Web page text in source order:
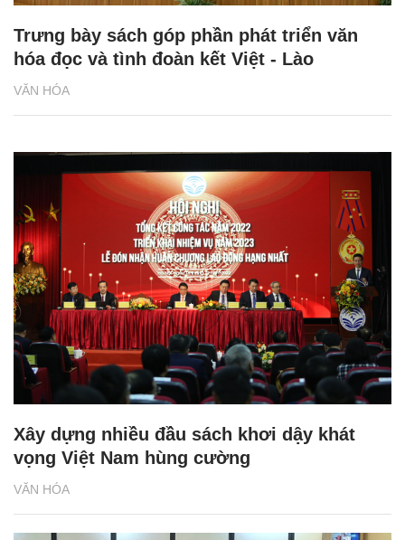
VĂN HÓA
Trưng bày sách góp phần phát triển văn
hóa đọc và tình đoàn kết Việt - Lào
VĂN HÓA
Xây dựng nhiều đầu sách khơi dậy khát
vọng Việt Nam hùng cường